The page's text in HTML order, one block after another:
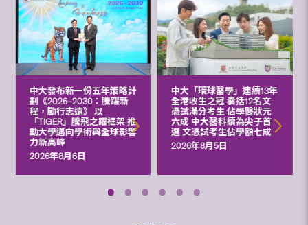
中大發布新一份五年策略計
劃《2026‒2030：騰躍新
程，勵行志遠》 以
「TIGER」騰飛之躍框架 推
動大學邁向學術與全球影響
力新高峰
2026年8月6日
中大「環球醫學」連續13年
全港收生之冠 囊括12名文
憑試滿分考生 佔學醫狀元
六成 中大醫科續為尖子首
選 文憑試考生佔學額七成
2026年8月5日